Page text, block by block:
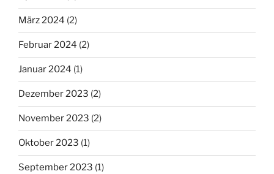
März 2024 (2)
Februar 2024 (2)
Januar 2024 (1)
Dezember 2023 (2)
November 2023 (2)
Oktober 2023 (1)
September 2023 (1)